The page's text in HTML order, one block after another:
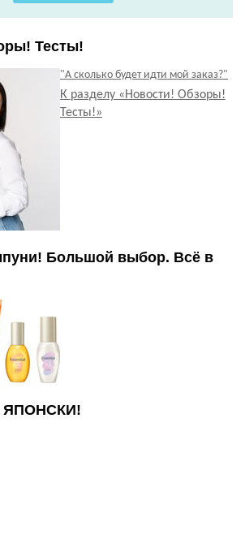
Тесты!
"А сколько будет идти мой заказ?"
К разделу «Новости! Обзоры!
Тесты!»
Большой выбор. Всё в